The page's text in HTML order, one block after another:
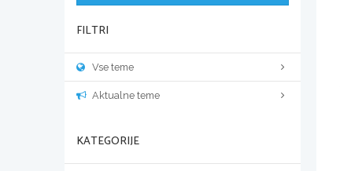
FILTRI
Vse teme
Aktualne teme
KATEGORIJE